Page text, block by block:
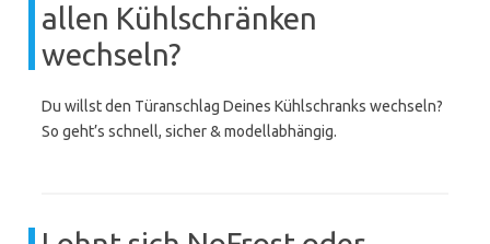
allen Kühlschränken
wechseln?
Du willst den Türanschlag Deines Kühlschranks wechseln?
So geht’s schnell, sicher & modellabhängig.